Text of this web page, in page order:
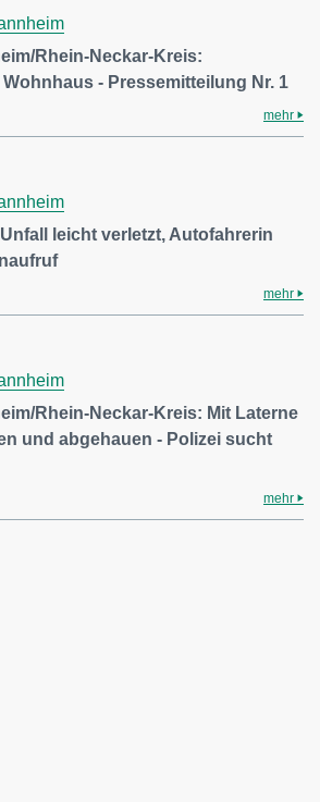
Rhein-Neckar-Kreis:
- Pressemitteilung Nr. 1
mehr
leicht verletzt, Autofahrerin
mehr
Rhein-Neckar-Kreis: Mit Laterne
und abgehauen - Polizei sucht
mehr